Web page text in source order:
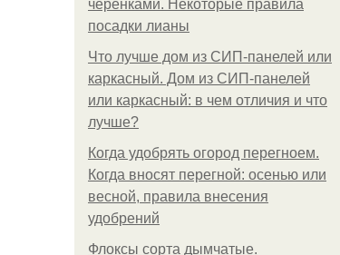
черенками. Некоторые правила
посадки лианы
Что лучше дом из СИП-панелей или
каркасный. Дом из СИП-панелей
или каркасный: в чем отличия и что
лучше?
Когда удобрять огород перегноем.
Когда вносят перегной: осенью или
весной, правила внесения
удобрений
Флоксы сорта дымчатые.